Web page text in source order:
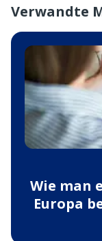
Verwandte
Wie man
Europa